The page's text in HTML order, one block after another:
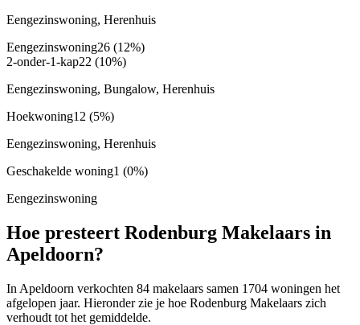
Eengezinswoning, Herenhuis
Eengezinswoning26 (12%)
2-onder-1-kap22 (10%)
Eengezinswoning, Bungalow, Herenhuis
Hoekwoning12 (5%)
Eengezinswoning, Herenhuis
Geschakelde woning1 (0%)
Eengezinswoning
Hoe presteert Rodenburg Makelaars in
Apeldoorn?
In Apeldoorn verkochten 84 makelaars samen 1704 woningen het
afgelopen jaar. Hieronder zie je hoe Rodenburg Makelaars zich
verhoudt tot het gemiddelde.